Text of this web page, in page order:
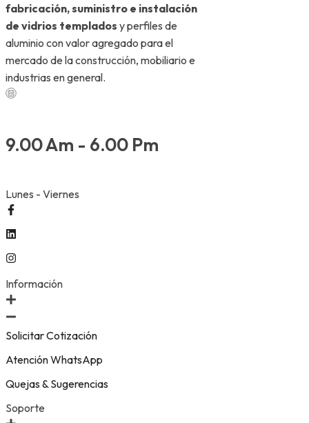
fabricación, suministro e instalación
de vidrios templados y perfiles de
aluminio con valor agregado para el
mercado de la construcción, mobiliario e
industrias en general.
9.00 Am - 6.00 Pm
Lunes - Viernes
Información
Solicitar Cotización
Atención WhatsApp
Quejas & Sugerencias
Soporte